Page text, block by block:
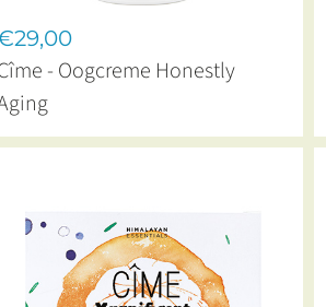
- Oogcreme Honestly